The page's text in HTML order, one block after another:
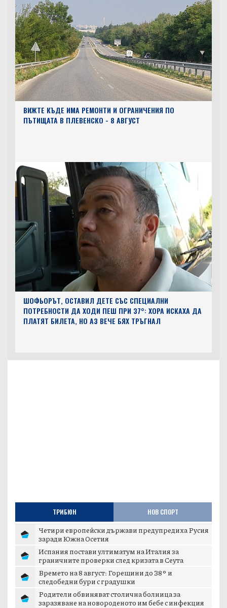
ВИЖТЕ КЪДЕ ИМА РЕМОНТИ И ОГРАНИЧЕНИЯ ПО
ПЪТИЩАТА В ПЛЕВЕНСКО - 8 АВГУСТ
ШОФЬОРЪТ, ОСТАВИЛ ДЕТЕ СЪС СПЕЦИАЛНИ
ПОТРЕБНОСТИ ДА ХОДИ ПЕШ ПРИ 37°: ХОРА ИСКАХА ДА
ПЛАТЯТ БИЛЕТА, НО АЗ ВЕЧЕ БЯХ ТРЪГНАЛ
ТРИБЮН НОВ СПОРТ
Четири европейски държави предупредиха Русия
заради Южна Осетия
Испания постави ултиматум на Италия за
граничните проверки след кризата в Сеута
Времето на 8 август: Горещини до 38° и
следобедни бури с градушки
Родители обвиняват столична болница за
заразяване на новороденото им бебе с инфекция